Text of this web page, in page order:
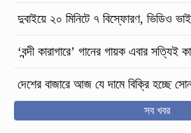
দুবাইয়ে ২০ মিনিটে ৭ বিস্ফোরণ, ভিডিও
‘বন্দী কারাগারে’ গানের গায়ক এবার সত্যিই
দেশের বাজারে আজ যে দামে বিক্রি হচ্ছে
সব খবর